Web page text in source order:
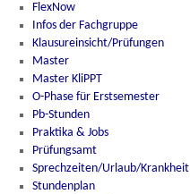
FlexNow
Infos der Fachgruppe
Klausureinsicht/Prüfungen
Master
Master KliPPT
O-Phase für Erstsemester
Pb-Stunden
Praktika & Jobs
Prüfungsamt
Sprechzeiten/Urlaub/Krankheit
Stundenplan